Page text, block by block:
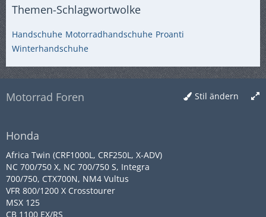
Themen-Schlagwortwolke
Handschuhe Motorradhandschuhe Proanti
Winterhandschuhe
Stil ändern
Motorrad Foren
Honda
Africa Twin (CRF1000L, CRF250L, X-ADV)
NC 700/750 X, NC 700/750 S, Integra
700/750, CTX700N, NM4 Vultus
VFR 800/1200 X Crosstourer
MSX 125
CB 1100 EX/RS